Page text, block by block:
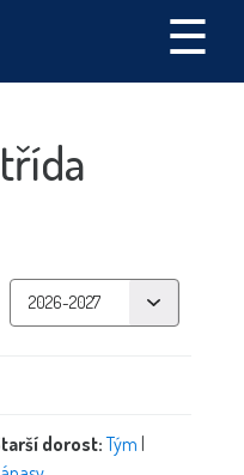
☰
dorost:Tým |